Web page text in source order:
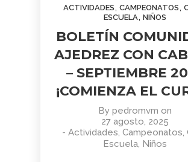
2026
COMUNIDAD
AJEDREZ
CON
CABEZA.
BUEN
¡HASTA
2026
TORNEO
AJEDREZ CON
CABEZA – 4 DE
JULIO
¡AJEDREZ EN
EL
EN
1
JUNIO
BOLETÍN
AJEDREZ
CABEZA –
JUNIO 2026
1
JUNIO
TORNEO
AJEDREZ
PARA
TODAS
LAS
11
4 30
ABRIL
ACTIVIDADES, CAMPEONATOS,
ESCUELA, NIÑOS
BOLETÍN
AJEDREZ CON
– SEPTIEMBRE
¡COMIENZA EL
By pedromvm on
27 agosto, 2025
- Actividades, Campeonatos,
Escuela, Niños